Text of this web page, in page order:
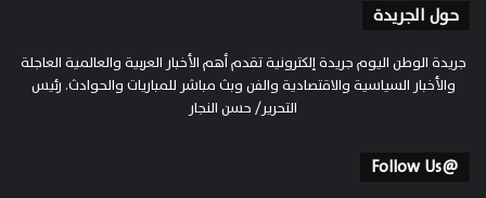
حول الجريدة
جريدة الوطن اليوم جريدة إلكترونية تقدم أهم الأخبار العربية والعالمية العاجلة
والأخبار السياسية والاقتصادية والفن وبث مباشر للمباريات والحوادث. رئيس
التحرير/ حسن النجار
@Follow Us